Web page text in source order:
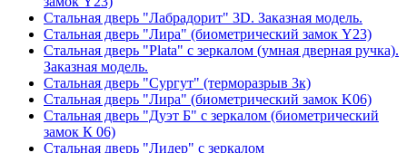
Стальная дверь "Лабрадорит" 3D. Заказная модель.
Стальная дверь "Лира" (биометрический замок Y23)
Стальная дверь "Plata" с зеркалом (умная дверная ручка).
Заказная модель.
Стальная дверь "Сургут" (терморазрыв 3к)
Стальная дверь "Лира" (биометрический замок K06)
Стальная дверь "Дуэт Б" с зеркалом (биометрический
замок К 06)
Стальная дверь "Лидер" с зеркалом